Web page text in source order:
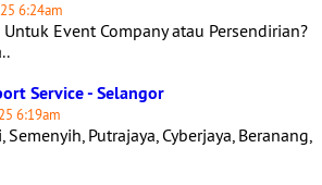
6:24am
Event Company atau Persendirian?
Service - Selangor
6:19am
Putrajaya, Cyberjaya, Beranang,